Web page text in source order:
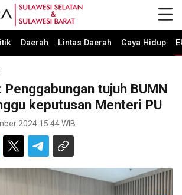
Daerah Lintas Daerah Gaya Hidup
tujuh BUMN
keputusan Menteri PU
2024 15:44 WIB